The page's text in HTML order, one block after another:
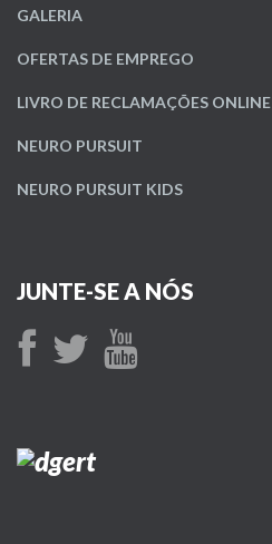
GALERIA
OFERTAS DE EMPREGO
LIVRO DE RECLAMAÇÕES ONLINE
NEURO PURSUIT
NEURO PURSUIT KIDS
JUNTE-SE A NÓS